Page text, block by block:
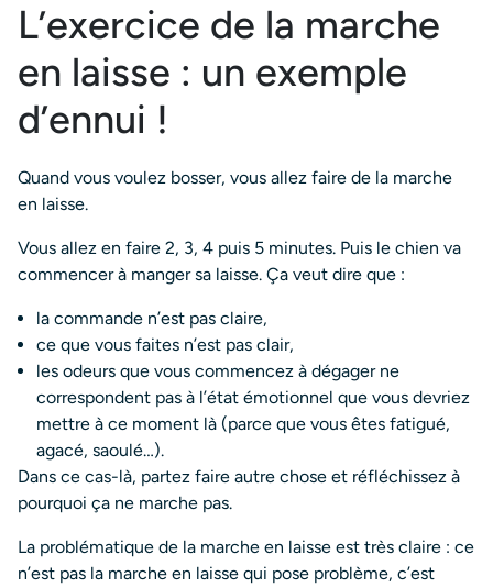
L’exercice de la marche
en laisse : un exemple
d’ennui !
Quand vous voulez bosser, vous allez faire de la marche
en laisse.
Vous allez en faire 2, 3, 4 puis 5 minutes. Puis le chien va
commencer à manger sa laisse. Ça veut dire que :
la commande n’est pas claire,
ce que vous faites n’est pas clair,
les odeurs que vous commencez à dégager ne
correspondent pas à l’état émotionnel que vous devriez
mettre à ce moment là (parce que vous êtes fatigué,
agacé, saoulé…).
Dans ce cas-là, partez faire autre chose et réfléchissez à
pourquoi ça ne marche pas.
La problématique de la marche en laisse est très claire : ce
n’est pas la marche en laisse qui pose problème, c’est